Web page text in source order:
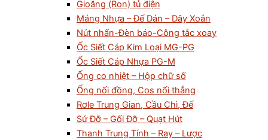
Gioăng (Ron) tủ điện
Máng Nhựa – Đế Dán – Dây Xoắn
Nút nhấn-Đèn báo-Công tắc xoay
Ốc Siết Cáp Kim Loại MG-PG
Ốc Siết Cáp Nhựa PG-M
Ống co nhiệt – Hộp chữ số
Ống nối đồng, Cos nối thẳng
Rơle Trung Gian, Cầu Chì, Đế
Sứ Đỡ – Gối Đỡ – Quạt Hút
Thanh Trung Tính – Ray – Lược